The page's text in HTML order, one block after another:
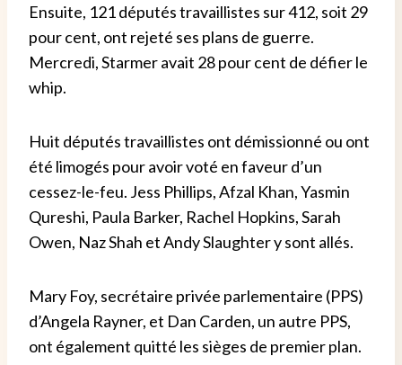
Ensuite, 121 députés travaillistes sur 412, soit 29
pour cent, ont rejeté ses plans de guerre.
Mercredi, Starmer avait 28 pour cent de défier le
whip.
Huit députés travaillistes ont démissionné ou ont
été limogés pour avoir voté en faveur d’un
cessez-le-feu. Jess Phillips, Afzal Khan, Yasmin
Qureshi, Paula Barker, Rachel Hopkins, Sarah
Owen, Naz Shah et Andy Slaughter y sont allés.
Mary Foy, secrétaire privée parlementaire (PPS)
d’Angela Rayner, et Dan Carden, un autre PPS,
ont également quitté les sièges de premier plan.